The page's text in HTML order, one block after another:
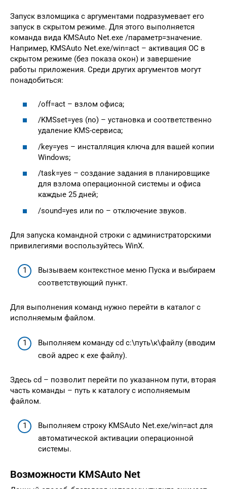
Запуск взломщика с аргументами подразумевает его
запуск в скрытом режиме. Для этого выполняется
команда вида KMSAuto Net.exe /параметр=значение.
Например, KMSAuto Net.exe/win=act – активация ОС в
скрытом режиме (без показа окон) и завершение
работы приложения. Среди других аргументов могут
понадобиться:
/off=act – взлом офиса;
/KMSset=yes (no) – установка и соответственно
удаление KMS-сервиса;
/key=yes – инсталляция ключа для вашей копии
Windows;
/task=yes – создание задания в планировщике
для взлома операционной системы и офиса
каждые 25 дней;
/sound=yes или no – отключение звуков.
Для запуска командной строки с администраторскими
привилегиями воспользуйтесь WinX.
Вызываем контекстное меню Пуска и выбираем
соответствующий пункт.
Для выполнения команд нужно перейти в каталог с
исполняемым файлом.
Выполняем команду cd c:\путь\к\файлу (вводим
свой адрес к exe файлу).
Здесь cd – позволит перейти по указанном пути, вторая
часть команды – путь к каталогу с исполняемым
файлом.
Выполняем строку KMSAuto Net.exe/win=act для
автоматической активации операционной
системы.
Возможности KMSAuto Net